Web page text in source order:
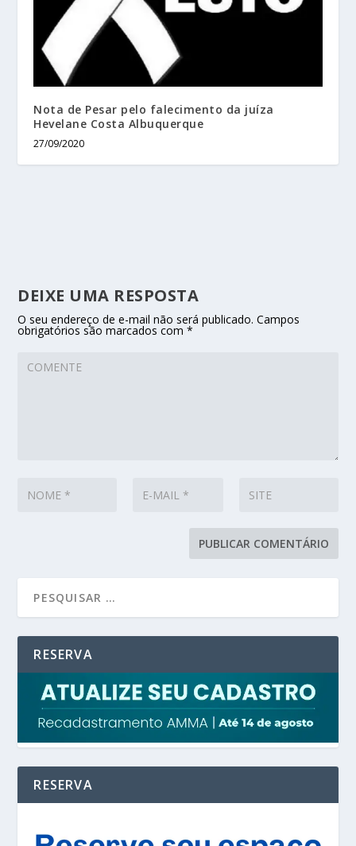
Nota de Pesar pelo falecimento da juíza
Hevelane Costa Albuquerque
27/09/2020
DEIXE UMA RESPOSTA
O seu endereço de e-mail não será publicado. Campos
obrigatórios são marcados com*
RESERVA
RESERVA